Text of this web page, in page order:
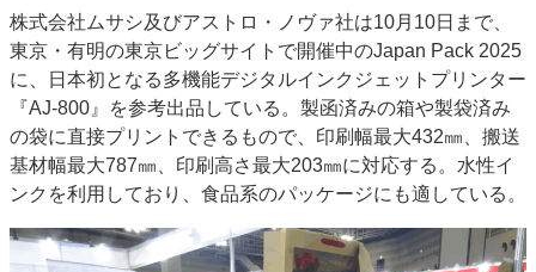
SDGs・地域
ポストプレス イベント 信用情報
市場・統計
人事・移転・異動・訃報
特集記事カテゴリー一覧
2022 見える化・MIS特集
特集・デジタル印刷 アイデアで勝負！ ～多様なビジネス・多彩な商材～
JAPAN PACK 2023 特集
中古印刷機・製本機特集
2022 検査・校正特集
特集・デジタル印刷 ～ 新成長軌道を描く
株式会社ムサシ及びアストロ・ノヴァ社は10月10日まで、
東京・有明の東京ビッグサイトで開催中のJapan Pack 2025
に、日本初となる多機能デジタルインクジェットプリンター
『AJ-800』を参考出品している。製函済みの箱や製袋済み
の袋に直接プリントできるもので、印刷幅最大432㎜、搬送
基材幅最大787㎜、印刷高さ最大203㎜に対応する。水性イ
ンクを利用しており、食品系のパッケージにも適している。